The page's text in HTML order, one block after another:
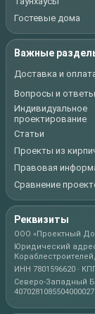
Гостевые дома
Важные
Доставка и
Вопросы и ответы
Индивидуальное
проектирование
Статьи
Проекты из
Правовая
Сравнение
Реквизиты
ООО «Проектный
Юридический
ИНН 7801596620 ·
Северо-Западный